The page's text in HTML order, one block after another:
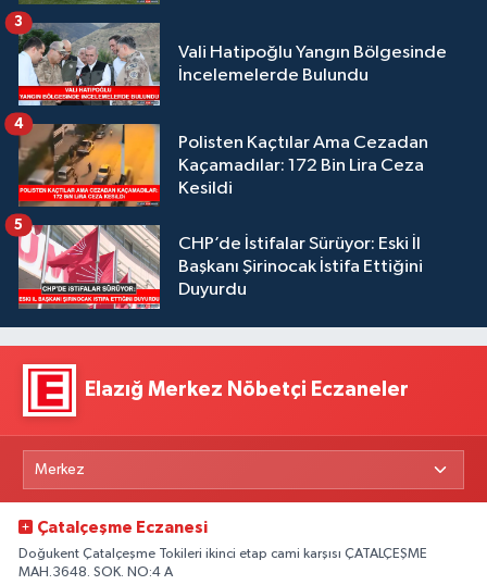
Vali Hatipoğlu Yangın Bölgesinde
İncelemelerde Bulundu
3
Polisten Kaçtılar Ama Cezadan
Kaçamadılar: 172 Bin Lira Ceza
Kesildi
4
CHP’de İstifalar Sürüyor: Eski İl
Başkanı Şirinocak İstifa Ettiğini
Duyurdu
5
Elazığ Merkez Nöbetçi Eczaneler
Çatalçeşme Eczanesi
Doğukent Çatalçeşme Tokileri ikinci etap cami karşısı ÇATALÇEŞME
MAH.3648. SOK. NO:4 A